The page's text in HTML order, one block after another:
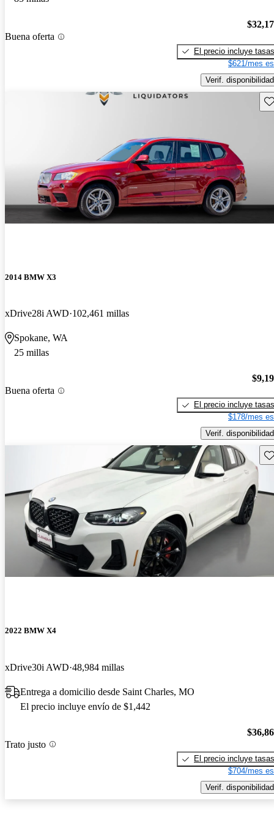
Buena oferta
El precio incluye tasas
$621/mes
Verif. disponibilidad
2014 BMW X3
xDrive28i AWD 102,461 millas
Spokane, WA
25 millas
Buena oferta
El precio incluye tasas
$178/mes
Verif. disponibilidad
2022 BMW X4
xDrive30i AWD 48,984 millas
Entrega a domicilio desde Saint Charles, MO
El precio incluye envío de $1,442
Trato justo
El precio incluye tasas
$704/mes
Verif. disponibilidad